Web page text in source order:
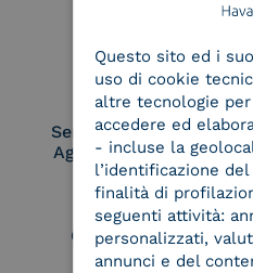
Service Provider e
Aggregatore SPID
Conservatore
qualificato
Questo sito ed i
uso di cookie
altre tecnologie per
accedere ed
- incluse la
l’identificazione
finalità di
seguenti attività:
personalizzati,
annunci e del